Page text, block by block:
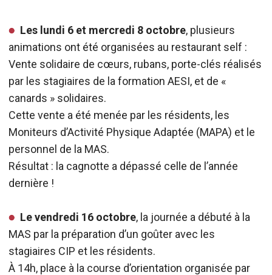
Les lundi 6 et mercredi 8 octobre, plusieurs
animations ont été organisées au restaurant self :
Vente solidaire de cœurs, rubans, porte-clés réalisés
par les stagiaires de la formation AESI, et de «
canards » solidaires.
Cette vente a été menée par les résidents, les
Moniteurs d’Activité Physique Adaptée (MAPA) et le
personnel de la MAS.
Résultat : la cagnotte a dépassé celle de l’année
dernière !
Le vendredi 16 octobre, la journée a débuté à la
MAS par la préparation d’un goûter avec les
stagiaires CIP et les résidents.
À 14h, place à la course d’orientation organisée par